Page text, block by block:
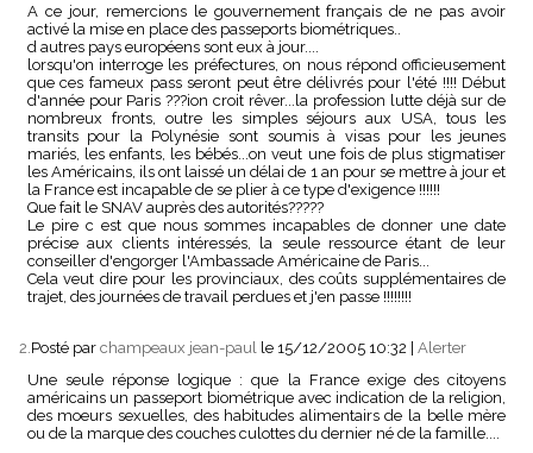
A ce jour, remercions le gouvernement français de ne pas avoir
activé la mise en place des passeports biométriques..
d autres pays européens sont eux à jour....
lorsqu'on interroge les préfectures, on nous répond officieusement
que ces fameux pass seront peut être délivrés pour l'été !!!! Début
d'année pour Paris ???ion croit rêver...la profession lutte déjà sur de
nombreux fronts, outre les simples séjours aux USA, tous les
transits pour la Polynésie sont soumis à visas pour les jeunes
mariés, les enfants, les bébés...on veut une fois de plus stigmatiser
les Américains, ils ont laissé un délai de 1 an pour se mettre à jour et
la France est incapable de se plier à ce type d'exigence !!!!!!
Que fait le SNAV auprès des autorités?????
Le pire c est que nous sommes incapables de donner une date
précise aux clients intéressés, la seule ressource étant de leur
conseiller d'engorger l'Ambassade Américaine de Paris...
Cela veut dire pour les provinciaux, des coûts supplémentaires de
trajet, des journées de travail perdues et j'en passe !!!!!!!!
2.Posté par champeaux jean-paul le 15/12/2005 10:32
Alerter
Une seule réponse logique : que la France exige des citoyens
américains un passeport biométrique avec indication de la religion,
des moeurs sexuelles, des habitudes alimentairs de la belle mère
ou de la marque des couches culottes du dernier né de la famille....